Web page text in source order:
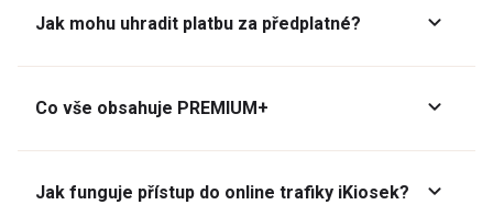
Jak mohu uhradit platbu za předplatné?
Co vše obsahuje PREMIUM+
Jak funguje přístup do online trafiky iKiosek?